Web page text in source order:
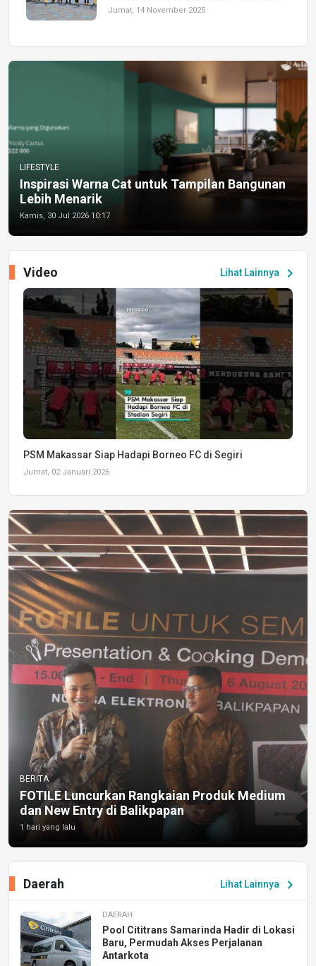
Jumat, 14 November 2025
LIFESTYLE
Inspirasi Warna Cat untuk Tampilan Bangunan
Lebih Menarik
Kamis, 30 Jul 2026 10:17
Lihat Lainnya chevron_right
Video
PSM Makassar Siap Hadapi Borneo FC di Segiri
Jumat, 02 Januari 2026
BERITA
FOTILE Luncurkan Rangkaian Produk Medium
dan New Entry di Balikpapan
1 hari yang lalu
Lihat Lainnya chevron_right
Daerah
DAERAH
Pool Cititrans Samarinda Hadir di Lokasi
Baru, Permudah Akses Perjalanan
Antarkota